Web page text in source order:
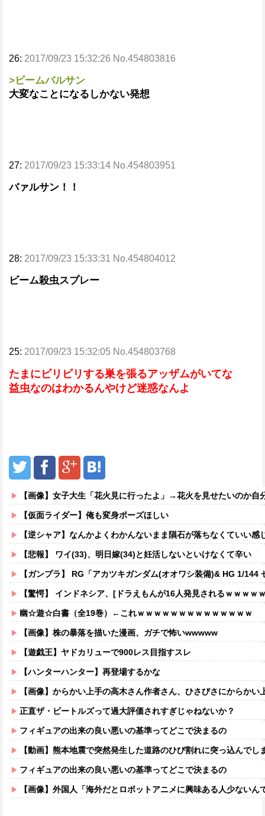
26: 2017/09/23 15:32:26 No.454803816
>ビームバルサン
大変なことになるしかない発想
27: 2017/09/23 15:33:14 No.454803951
バァルサン！！
28: 2017/09/23 15:33:31 No.454804012
ビーム殺虫スプレー
25: 2017/09/23 15:32:05 No.454803768
たまにビリビリする巣を張るアッザムがいてな
益虫なのはわかるんやけど迷惑なんよ
【画像】女子大生「花火見に行ったよ」→花火を見せたいのか自分を見
【仮面ライダー】俺も変身ポーズほしい
【逆シャア】なんかよくわかんないまま隕石が落ちなくていい感じ
【悲報】 ワイ(33)、明日嫁(34)と妊活しないといけなくて辛い
【ガンプラ】 RG「アカツキガンダム(オオワシ装備)& HG 1/144 ゼウスシルエット + カスタムジョイントパーツセット」【ガ
【驚愕】 インドネシア、[ドラえもんが16人発見されるｗｗｗｗ
幽☆遊☆白書（全19巻）←これｗｗｗｗｗｗｗｗｗｗｗｗｗｗ
【画像】株の暴落を描いた漫画、ガチで怖いwwwww
【遊戯王】ヤドカリューで900レス目指すスレ
【ハンターハンター】再登場するかな
【画像】からかい上手の高木さん作者さん、ひさびさにからかい上手の高木
正直ザ・ビートルズって過大評価されすぎじゃねないか？
フィギュアの出来の良い悪いの基準ってどこで決まるの
【動画】熊本地震で突然発生した道路のひび割れに突っ込んでし
フィギュアの出来の良い悪いの基準ってどこで決まるの
【画像】外国人「海外だとロボットアニメに興味ある人少ないん